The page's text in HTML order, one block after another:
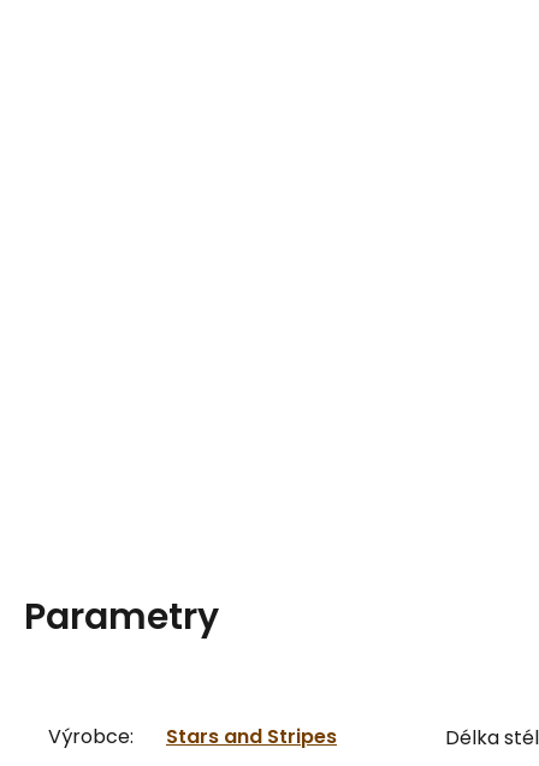
Parametry
Výrobce: Stars and Stripes Délka